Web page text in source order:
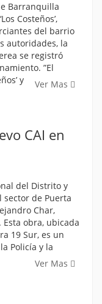
Barranquilla
Costeños’,
del barrio
autoridades, la
se registró
”El
y
Ver Mas
CAI en
del Distrito y
de Puerta
Char,
obra, ubicada
19 Sur, es un
Policía y la
Ver Mas